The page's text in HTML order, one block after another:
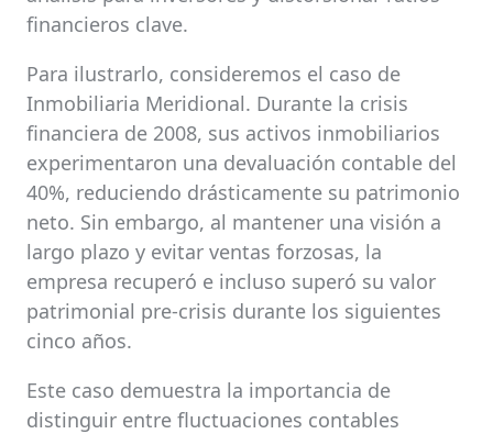
financieros clave.
Para ilustrarlo, consideremos el caso de
Inmobiliaria Meridional. Durante la crisis
financiera de 2008, sus activos inmobiliarios
experimentaron una devaluación contable del
40%, reduciendo drásticamente su patrimonio
neto. Sin embargo, al mantener una visión a
largo plazo y evitar ventas forzosas, la
empresa recuperó e incluso superó su valor
patrimonial pre-crisis durante los siguientes
cinco años.
Este caso demuestra la importancia de
distinguir entre fluctuaciones contables